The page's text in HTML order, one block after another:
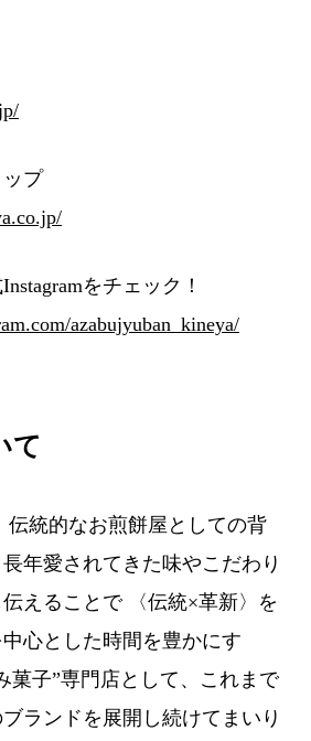
プ
をチェック！
azabujyuban_kineya/
て
伝統的なお煎餅屋としての背
年愛されてきた味やこだわり
えることで 〈伝統×革新〉を
心とした時間を豊かにす
菓子”専門店として、これまで
ランドを展開し続けてまいり